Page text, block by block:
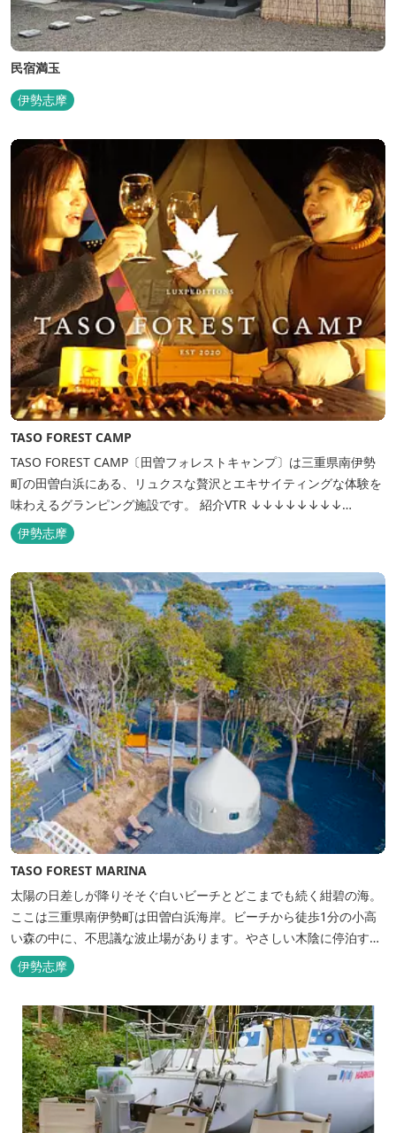
民宿満玉
伊勢志摩
TASO FOREST CAMP
TASO FOREST CAMP〔田曽フォレストキャンプ〕は三重県南伊勢
町の田曽白浜にある、リュクスな贅沢とエキサイティングな体験を
味わえるグランピング施設です。 紹介VTR ↓↓↓↓↓↓↓↓
https://www.youtube.com/watch?v=jpF0wPRjqSw
伊勢志摩
TASO FOREST MARINA
太陽の日差しが降りそそぐ白いビーチとどこまでも続く紺碧の海。
ここは三重県南伊勢町は田曽白浜海岸。ビーチから徒歩1分の小高
い森の中に、不思議な波止場があります。やさしい木陰に停泊する
のは3艇のヨット。日本初の森のマリーナです。 航海の気分高まる
インテリアは見た目からは想像できないほど広く、くつろぎの空
間。夏場でもエアコン完備で快適にお過ごしいただけます。甲板の
上に寝転んで夜空を見上げれば...
伊勢志摩